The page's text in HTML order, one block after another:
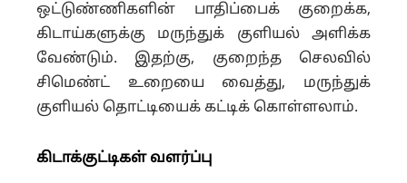
ஒட்டுண்ணிகளின் பாதிப்பைக் குறைக்க,
கிடாய்களுக்கு மருந்துக் குளியல் அளிக்க
வேண்டும். இதற்கு, குறைந்த செலவில்
சிமெண்ட் உறையை வைத்து, மருந்துக்
குளியல் தொட்டியைக் கட்டிக் கொள்ளலாம்.
கிடாக்குட்டிகள்வளர்ப்பு